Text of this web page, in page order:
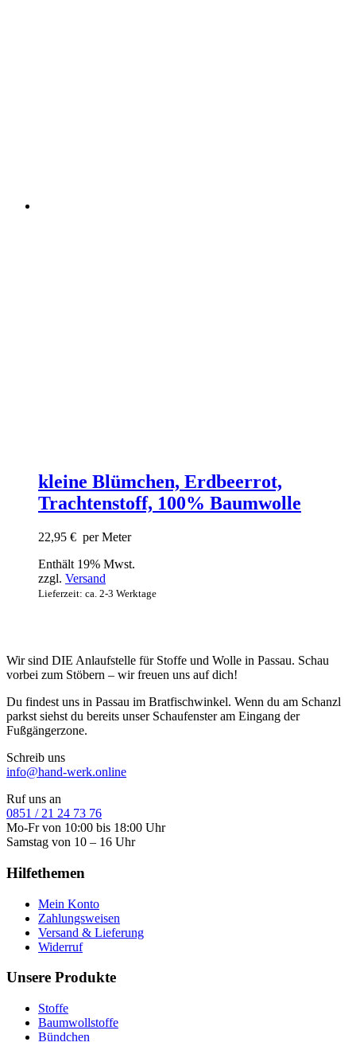
kleine Blümchen, Erdbeerrot,
Trachtenstoff, 100% Baumwolle
22,95 € per Meter
Enthält 19% Mwst.
zzgl. Versand
Lieferzeit: ca. 2-3 Werktage
Wir sind DIE Anlaufstelle für Stoffe und Wolle in Passau. Schau
vorbei zum Stöbern – wir freuen uns auf dich!
Du findest uns in Passau im Bratfischwinkel. Wenn du am Schanzl
parkst siehst du bereits unser Schaufenster am Eingang der
Fußgängerzone.
Schreib uns
info@hand-werk.online
Ruf uns an
0851 / 21 24 73 76
Mo-Fr von 10:00 bis 18:00 Uhr
Samstag von 10 – 16 Uhr
Hilfethemen
Mein Konto
Zahlungsweisen
Versand & Lieferung
Widerruf
Unsere Produkte
Stoffe
Baumwollstoffe
Bündchen